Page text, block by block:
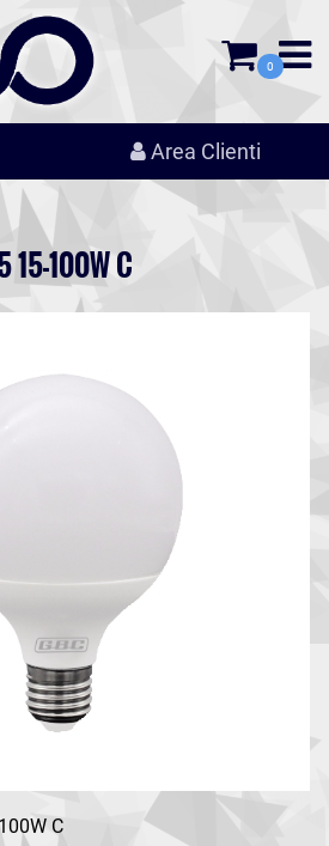
0
Area Clienti
15-100W C
C